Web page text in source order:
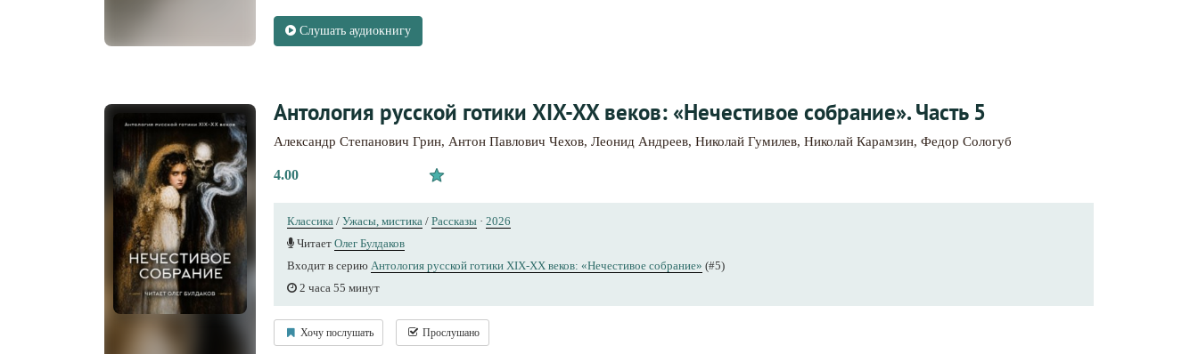
Слушать аудиокнигу
Антология русской готики XIX-XX веков: «Нечестивое собрание». Часть 5
Александр Степанович Грин, Антон Павлович Чехов, Леонид Андреев, Николай Гумилев, Николай Карамзин, Федор Сологуб
4.00
Классика / Ужасы, мистика / Рассказы · 2026
Читает Олег Булдаков
Входит в серию Антология русской готики XIX-XX веков: «Нечестивое собрание» (#5)
2 часа 55 минут
Хочу послушать Прослушано